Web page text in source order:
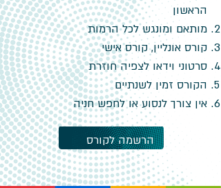
הראשון
מותאם ומונגש לכל הרמות
קורס אונליין, קורס אישי
סרטוני וידאו לצפיה חוזרת
הקורס זמין לשנתיים
אין צורך לנסוע או לחפש חניה
הרשמה לקורס
איביי